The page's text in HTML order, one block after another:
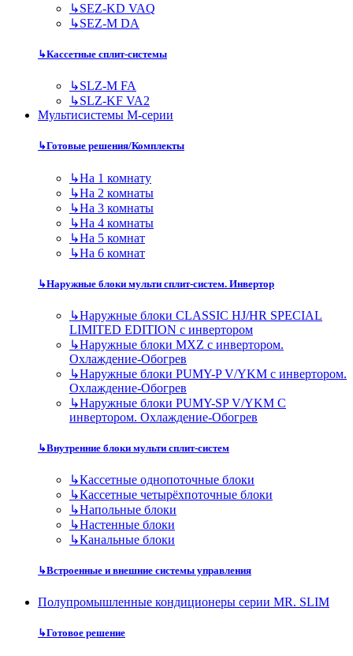
↳SEZ-KD VAQ
↳SEZ-M DA
↳Кассетные сплит-системы
↳SLZ-M FA
↳SLZ-KF VA2
Мультисистемы M-серии
↳Готовые решения/Комплекты
↳На 1 комнату
↳На 2 комнаты
↳На 3 комнаты
↳На 4 комнаты
↳На 5 комнат
↳На 6 комнат
↳Наружные блоки мульти сплит-систем. Инвертор
↳Наружные блоки CLASSIC HJ/HR SPECIAL
LIMITED EDITION с инвертором
↳Наружные блоки MXZ с инвертором.
Охлаждение-Обогрев
↳Наружные блоки PUMY-P V/YKM с инвертором.
Охлаждение-Обогрев
↳Наружные блоки PUMY-SP V/YKM С
инвертором. Охлаждение-Обогрев
↳Внутренние блоки мульти сплит-систем
↳Кассетные однопоточные блоки
↳Кассетные четырёхпоточные блоки
↳Напольные блоки
↳Настенные блоки
↳Канальные блоки
↳Встроенные и внешние системы управления
Полупромышленные кондиционеры серии MR. SLIM
↳Готовое решение